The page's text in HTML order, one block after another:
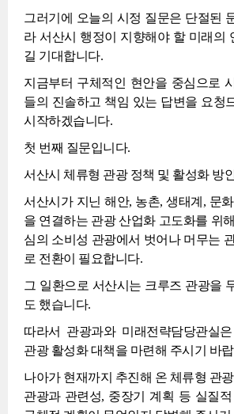
그러기에 오늘의 시정 질문은 단절된
라 서산시 행정이 지향해야 할 미래의
길 기대합니다.
지금부터 구체적인 현안을 중심으로
들의 진솔하고 책임 있는 답변을 요청
시작하겠습니다.
첫 번째 질문입니다.
서산시 체류형 관광 정책 및 활성화 방
서산시가 지닌 해안, 농촌, 생태계, 문
을 연결하는 관광 산업화 고도화를 위
심의 소비성 관광에서 벗어나 머무는
로 전환이 필요합니다.
그 일환으로 서산시는 크루즈 관광을
도 했습니다.
따라서 관광과와 미래전략담당관실
관광 활성화 대책을 마련해 주시기 바
나아가 현재까지 추진해 온 체류형 관
관광과 관련성, 중장기 계획 등 실질